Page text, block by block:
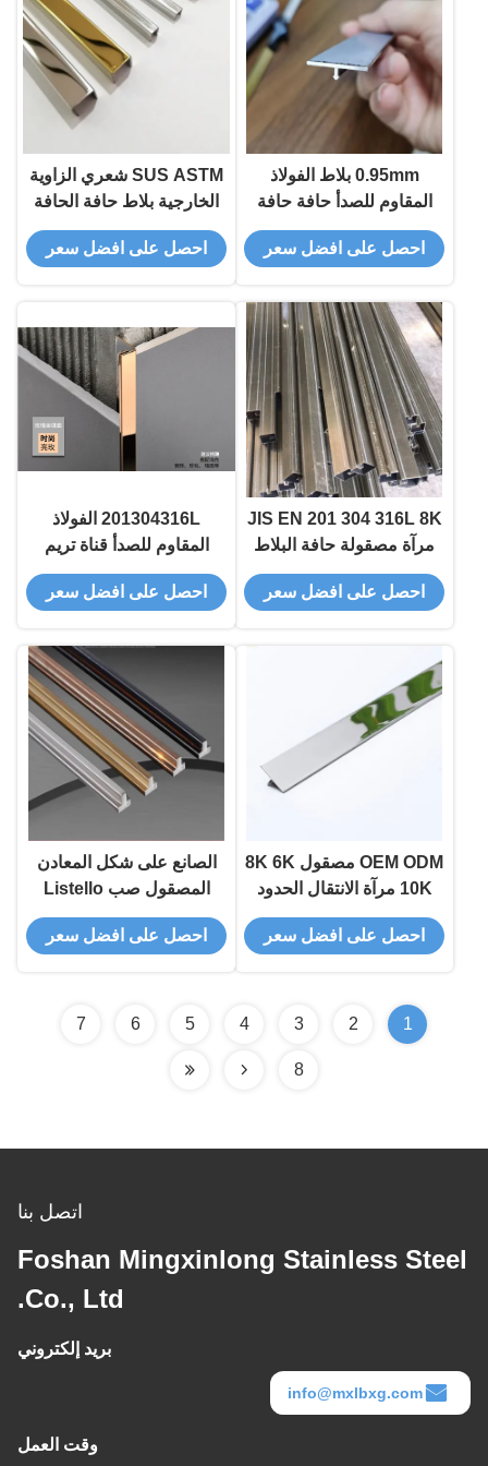
0.95mm بلاط الفولاذ
المقاوم للصدأ حافة حافة
خط معدني مخصص نحى
صب لحافة كونر المطبخ
احصل على افضل سعر
SUS ASTM شعري الزاوية
الخارجية بلاط حافة الحافة
لتزيين السيراميك
احصل على افضل سعر
JIS EN 201 304 316L 8K
مرآة مصقولة حافة البلاط
المصقول لحماية حافة
الجدار الأرضية
احصل على افضل سعر
201304316L الفولاذ
المقاوم للصدأ قناة تريم
الشخصي لكونر المطبخ
السيراميك حافة أو جدار
احصل على افضل سعر
OEM ODM مصقول 8K 6K
10K مرآة الانتقال الحدود
متفوقا تقليم لأدوات بلاط
الرخام كونر حافة الديكور
احصل على افضل سعر
الصانع على شكل المعادن
المصقول صب Listello
سلسلة الفولاذ المقاوم للصدأ
بلاط حافة خط تقليم للجدار
احصل على افضل سعر
1
2
3
4
5
6
7
8
اتصل بنا
Foshan Mingxinlong Stainless Steel
Co., Ltd.
بريد إلكتروني
info@mxlbxg.com
وقت العمل